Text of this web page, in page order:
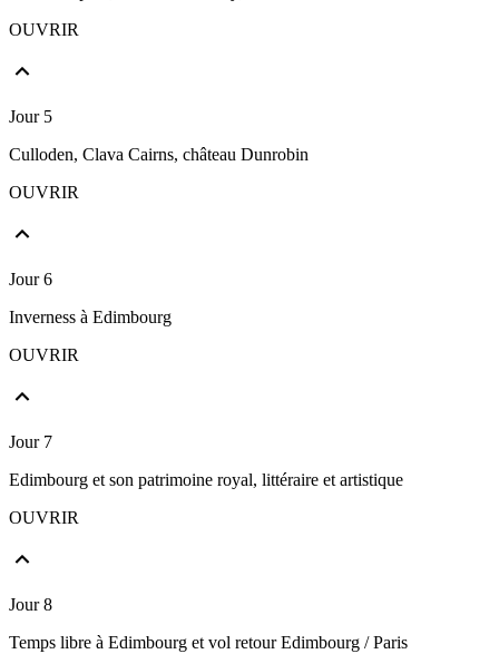
OUVRIR
Jour 5
Culloden, Clava Cairns, château Dunrobin
OUVRIR
Jour 6
Inverness à Edimbourg
OUVRIR
Jour 7
Edimbourg et son patrimoine royal, littéraire et artistique
OUVRIR
Jour 8
Temps libre à Edimbourg et vol retour Edimbourg / Paris